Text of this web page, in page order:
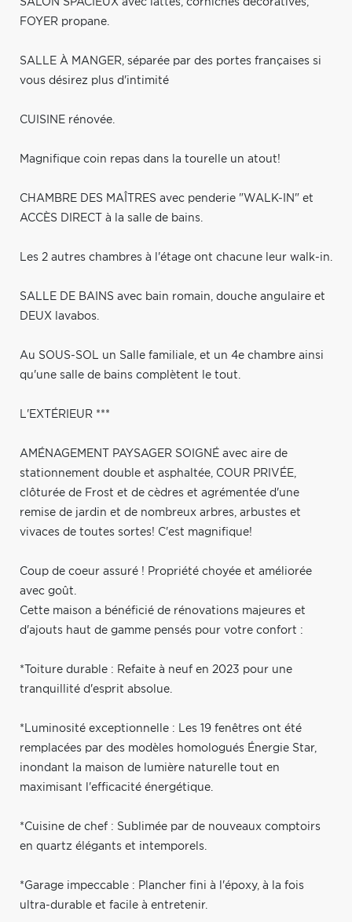
SALON SPACIEUX avec lattes, corniches décoratives,
FOYER propane.
SALLE À MANGER, séparée par des portes françaises si
vous désirez plus d'intimité
CUISINE rénovée.
Magnifique coin repas dans la tourelle un atout!
CHAMBRE DES MAÎTRES avec penderie "WALK-IN" et
ACCÈS DIRECT à la salle de bains.
Les 2 autres chambres à l'étage ont chacune leur walk-in.
SALLE DE BAINS avec bain romain, douche angulaire et
DEUX lavabos.
Au SOUS-SOL un Salle familiale, et un 4e chambre ainsi
qu'une salle de bains complètent le tout.
L'EXTÉRIEUR ***
AMÉNAGEMENT PAYSAGER SOIGNÉ avec aire de
stationnement double et asphaltée, COUR PRIVÉE,
clôturée de Frost et de cèdres et agrémentée d'une
remise de jardin et de nombreux arbres, arbustes et
vivaces de toutes sortes! C'est magnifique!
Coup de coeur assuré ! Propriété choyée et améliorée
avec goût.
Cette maison a bénéficié de rénovations majeures et
d'ajouts haut de gamme pensés pour votre confort :
*Toiture durable : Refaite à neuf en 2023 pour une
tranquillité d'esprit absolue.
*Luminosité exceptionnelle : Les 19 fenêtres ont été
remplacées par des modèles homologués Énergie Star,
inondant la maison de lumière naturelle tout en
maximisant l'efficacité énergétique.
*Cuisine de chef : Sublimée par de nouveaux comptoirs
en quartz élégants et intemporels.
*Garage impeccable : Plancher fini à l'époxy, à la fois
ultra-durable et facile à entretenir.